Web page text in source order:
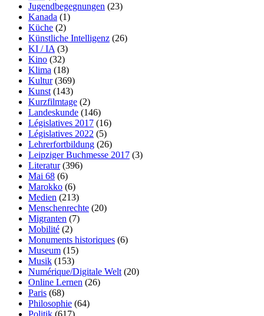
Jugendbegegnungen (23)
Kanada (1)
Küche (2)
Künstliche Intelligenz (26)
KI / IA (3)
Kino (32)
Klima (18)
Kultur(369)
Kunst (143)
Kurzfilmtage (2)
Landeskunde (146)
Législatives 2017 (16)
Législatives 2022 (5)
Lehrerfortbildung (26)
Leipziger Buchmesse 2017 (3)
Literatur(396)
Mai 68 (6)
Marokko (6)
Medien (213)
Menschenrechte (20)
Migranten (7)
Mobilité (2)
Monuments historiques (6)
Museum (15)
Musik (153)
Numérique/Digitale Welt (20)
Online Lernen (26)
Paris (68)
Philosophie (64)